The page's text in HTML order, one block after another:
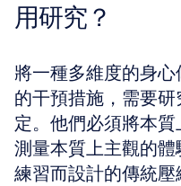
用研究？
將一種多維度的身
的干預措施，需要
定。他們必須將本質
測量本質上主觀的
練習而設計的傳統壓